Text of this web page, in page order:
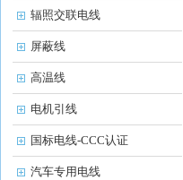
辐照交联电线
屏蔽线
高温线
电机引线
国标电线-CCC认证
汽车专用电线